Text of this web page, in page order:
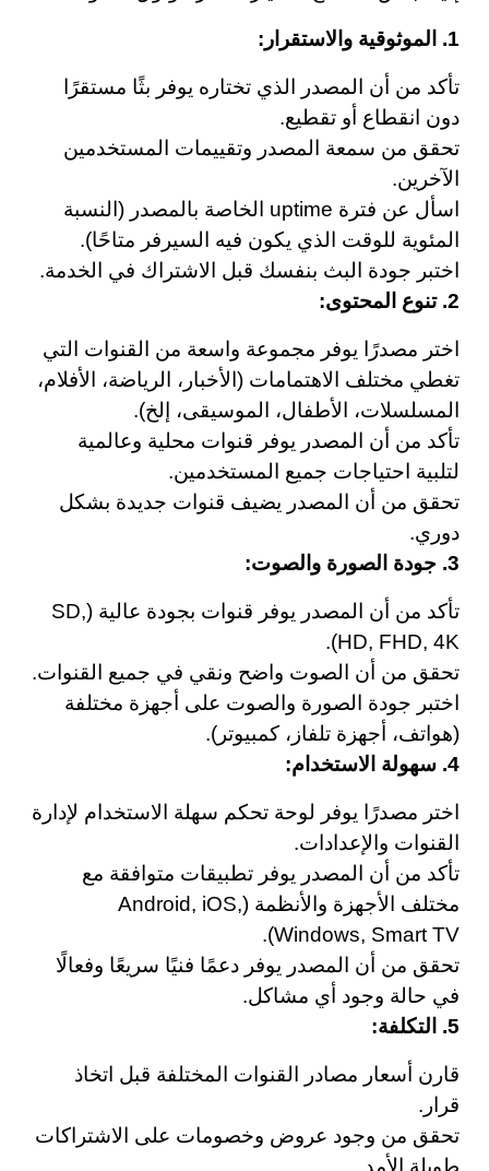
1. الموثوقية والاستقرار:
تأكد من أن المصدر الذي تختاره يوفر بثًا مستقرًا
دون انقطاع أو تقطيع.
تحقق من سمعة المصدر وتقييمات المستخدمين
الآخرين.
اسأل عن فترة uptime الخاصة بالمصدر (النسبة
المئوية للوقت الذي يكون فيه السيرفر متاحًا).
اختبر جودة البث بنفسك قبل الاشتراك في الخدمة.
2. تنوع المحتوى:
اختر مصدرًا يوفر مجموعة واسعة من القنوات التي
تغطي مختلف الاهتمامات (الأخبار، الرياضة، الأفلام،
المسلسلات، الأطفال، الموسيقى، إلخ).
تأكد من أن المصدر يوفر قنوات محلية وعالمية
لتلبية احتياجات جميع المستخدمين.
تحقق من أن المصدر يضيف قنوات جديدة بشكل
دوري.
3. جودة الصورة والصوت:
تأكد من أن المصدر يوفر قنوات بجودة عالية (SD,
HD, FHD, 4K).
تحقق من أن الصوت واضح ونقي في جميع القنوات.
اختبر جودة الصورة والصوت على أجهزة مختلفة
(هواتف، أجهزة تلفاز، كمبيوتر).
4. سهولة الاستخدام:
اختر مصدرًا يوفر لوحة تحكم سهلة الاستخدام لإدارة
القنوات والإعدادات.
تأكد من أن المصدر يوفر تطبيقات متوافقة مع
مختلف الأجهزة والأنظمة (Android, iOS,
Windows, Smart TV).
تحقق من أن المصدر يوفر دعمًا فنيًا سريعًا وفعالًا
في حالة وجود أي مشاكل.
5. التكلفة:
قارن أسعار مصادر القنوات المختلفة قبل اتخاذ
قرار.
تحقق من وجود عروض وخصومات على الاشتراكات
طويلة الأمد.